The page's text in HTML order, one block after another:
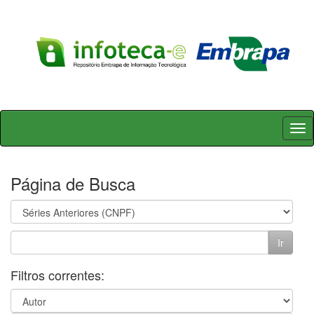
Skip
Página de Busca
Filtros correntes: